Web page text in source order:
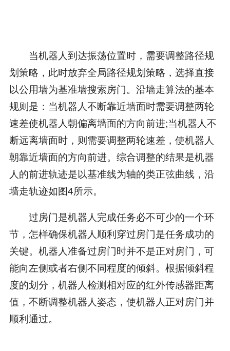
当机器人到达振荡位置时，需要调整路径规
划策略，此时放弃全局路径规划策略，选择直接
以公用墙为基准墙搜索房门。沿墙走算法的基本
规则是：当机器人不断靠近墙面时需要调整两轮
速差使机器人朝偏离墙面的方向前进;当机器人不
断远离墙面时，则需要调整两轮速差，使机器人
朝靠近墙面的方向前进。综合调整的结果是机器
人的前进轨迹是以基准线为轴的类正弦曲线，沿
墙走轨迹如图4所示。
过房门是机器人完成任务必不可少的一个环
节，怎样确保机器人顺利穿过房门是任务成功的
关键。机器人准备过房门时并不是正对房门，可
能向左侧或者右侧不同程度的倾斜。根据倾斜程
度的划分，机器人检测相对应的红外传感器距离
值，不断调整机器人姿态，使机器人正对房门并
顺利通过。